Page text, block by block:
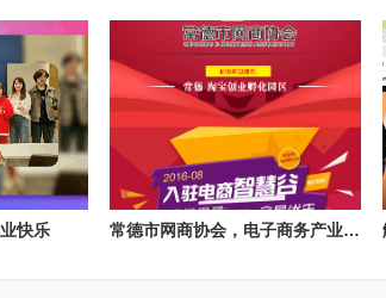
快乐 常德市网商协会，电子商务产业孵化园区